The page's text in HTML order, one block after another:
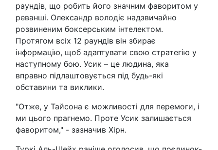
раундів, що робить його значним фаворитом у
реванші. Олександр володіє надзвичайно
розвиненим боксерським інтелектом.
Протягом всіх 12 раундів він збирає
інформацію, щоб адаптувати свою стратегію у
наступному бою. Усик – це людина, яка
вправно підлаштовується під будь-які
обставини та виклики.
"Отже, у Тайсона є можливості для перемоги, і
ми цього прагнемо. Проте Усик залишається
фаворитом," - зазначив Хірн.